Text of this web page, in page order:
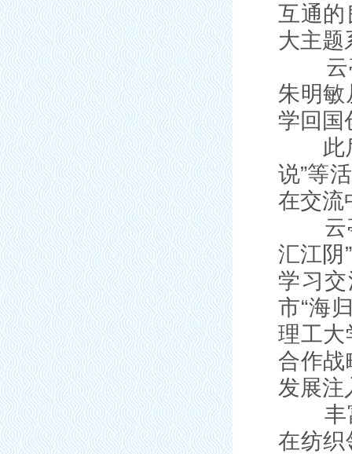
互通的
大主题
云亭
朱明敏
学回国
此后
说”等
在交流
云亭
汇江阴
学习
市“海
理工大
合作战
发展注
丰富
在纺织